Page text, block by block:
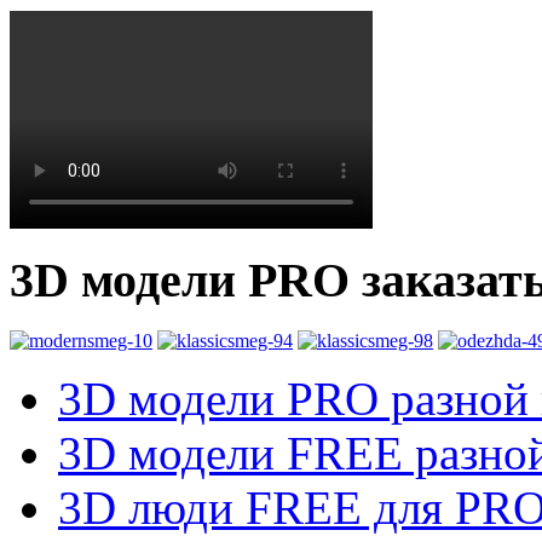
3D модели PRO
3D модели PRO разной
3D модели FREE
3D люди FREE для